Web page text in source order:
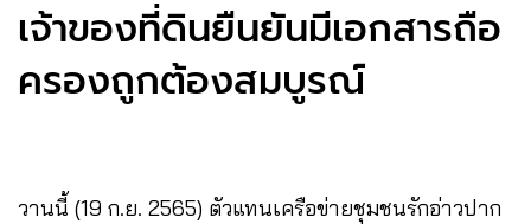
เจ้าของที่ดินยืนยันมีเอกสารถือ
ครองถูกต้องสมบูรณ์
วานนี้ (19 ก.ย. 2565) ตัวแทนเครือข่ายชุมชนรักอ่าวปาก